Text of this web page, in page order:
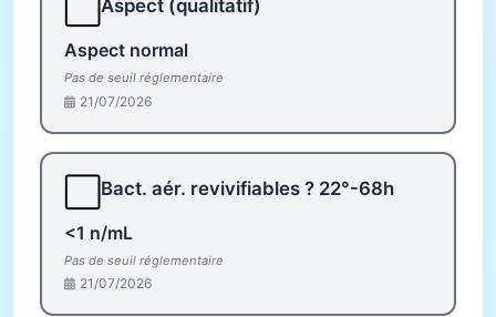
Aspect (qualitatif)
Aspect normal
Pas de seuil réglementaire
21/07/2026
Bact. aér. revivifiables ? 22°-68h
<1 n/mL
Pas de seuil réglementaire
21/07/2026